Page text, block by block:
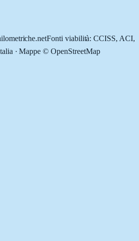
Fonti viabilità: CCISS, ACI,
· Mappe © OpenStreetMap